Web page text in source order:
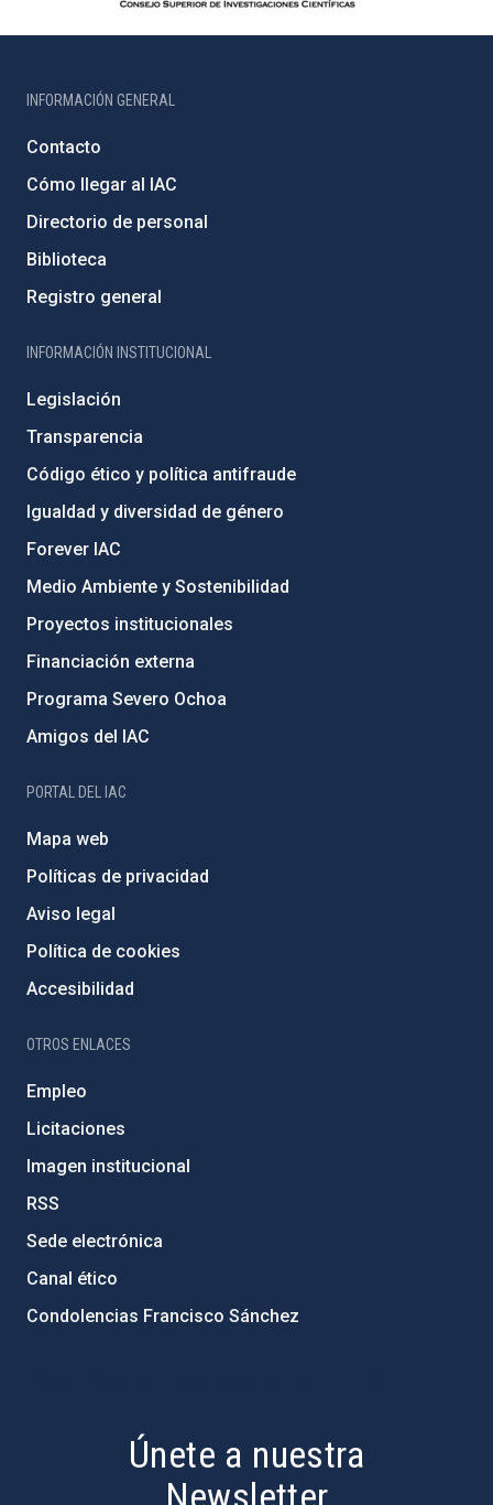
INFORMACIÓN GENERAL
Contacto
Cómo llegar al IAC
Directorio de personal
Biblioteca
Registro general
INFORMACIÓN INSTITUCIONAL
Legislación
Transparencia
Código ético y política antifraude
Igualdad y diversidad de género
Forever IAC
Medio Ambiente y Sostenibilidad
Proyectos institucionales
Financiación externa
Programa Severo Ochoa
Amigos del IAC
PORTAL DEL IAC
Mapa web
Políticas de privacidad
Aviso legal
Política de cookies
Accesibilidad
OTROS ENLACES
Empleo
Licitaciones
Imagen institucional
RSS
Sede electrónica
Canal ético
Condolencias Francisco Sánchez
Únete a nuestra